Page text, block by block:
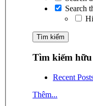
Search
Tìm kiếm
Recent
Thêm...